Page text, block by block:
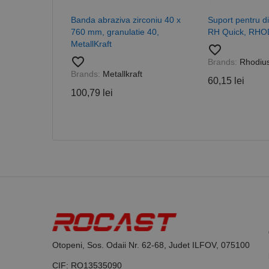
Banda abraziva zirconiu 40 x
760 mm, granulatie 40,
MetallKraft
favorite_border
Brands: Metallkraft
100,79 lei
Suport pentru
RH Quick,
favorite_border
Brands:
60,15 lei
Otopeni, Sos. Odaii Nr. 62-68, Judet ILFOV, 075100
CIF: RO13535090
Nume